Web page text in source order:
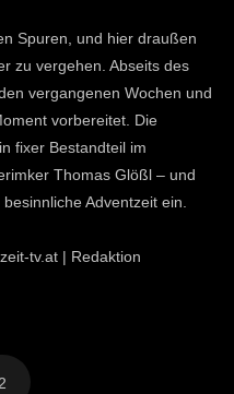
Spuren, und hier draußen
zu vergehen. Abseits des
vergangenen Wochen und
vorbereitet. Die
fixer Bestandteil im
Thomas Glößl – und
Adventzeit ein.
tv.at | Redaktion